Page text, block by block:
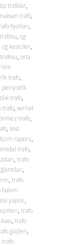
trafolar,
trafo,
fiyatları,
, og
og kesiciler,
, orta
trafo,
periyodik
trafo,
trafo, serhat
trafo,
, test
raporu,
trafo,
, trafo
,
, trafo
yapılır,
, trafo
, trafo
güçleri,
trafo